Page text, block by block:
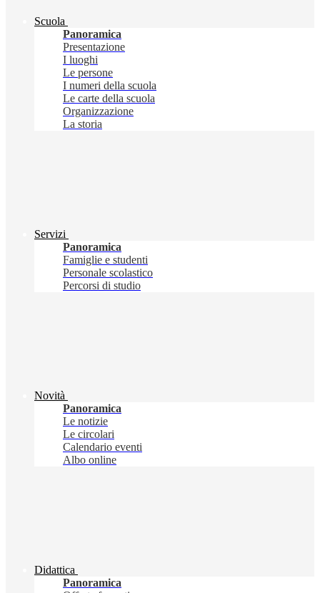
Scuola
Panoramica
Presentazione
I luoghi
Le persone
I numeri della scuola
Le carte della scuola
Organizzazione
La storia
Servizi
Panoramica
Famiglie e studenti
Personale scolastico
Percorsi di studio
Novità
Panoramica
Le notizie
Le circolari
Calendario eventi
Albo online
Didattica
Panoramica